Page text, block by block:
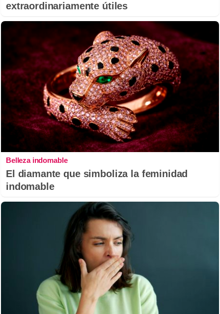
extraordinariamente útiles
Belleza indomable
El diamante que simboliza la feminidad
indomable